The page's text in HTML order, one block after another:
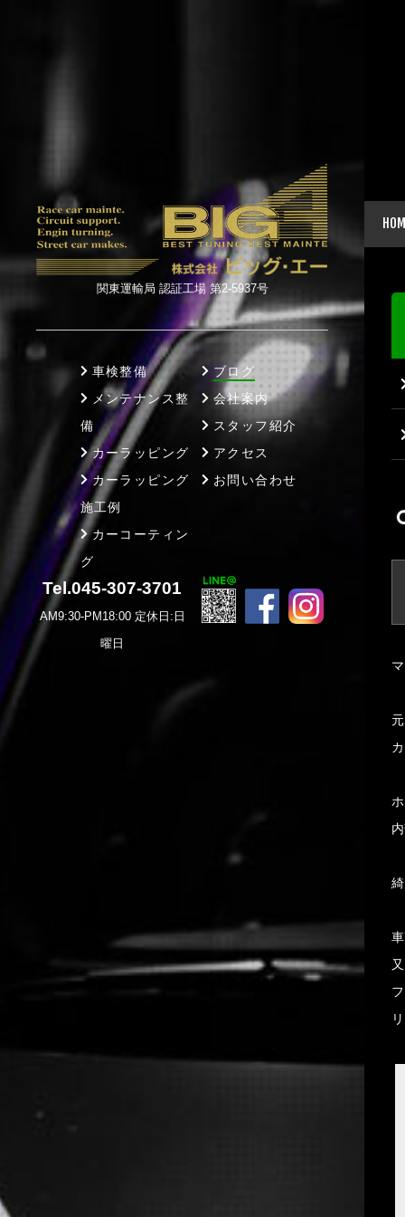
関東運輸局 認証工場 第2-5937号
車検整備
メンテナンス整
備
カーラッピング
カーラッピング
施工例
カーコーティン
グ
ブログ
会社案内
スタッフ紹介
アクセス
お問い合わせ
Tel.045-307-3701
AM9:30-PM18:00 定休日:日
曜日